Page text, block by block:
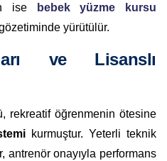
ise
bebek yüzme kursu
yürütülür.
ve Lisanslı
rekreatif öğrenmenin ötesine
kurmuştur. Yeterli teknik
antrenör onayıyla performans